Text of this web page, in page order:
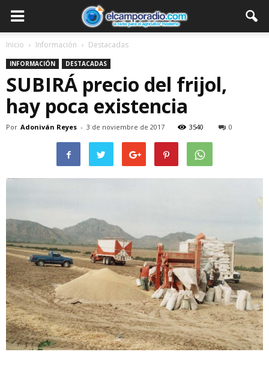
Inicio Información Destacadas
INFORMACIÓN DESTACADAS
SUBIRÁ precio del frijol,
hay poca existencia
Por Adoniván Reyes - 3 de noviembre de 2017 3540 0